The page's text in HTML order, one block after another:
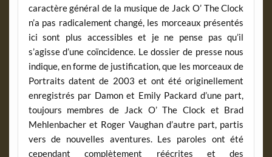
caractère général de la musique de Jack O’ The Clock
n’a pas radicalement changé, les morceaux présentés
ici sont plus accessibles et je ne pense pas qu’il
s’agisse d’une coïncidence. Le dossier de presse nous
indique, en forme de justification, que les morceaux de
Portraits datent de 2003 et ont été originellement
enregistrés par Damon et Emily Packard d’une part,
toujours membres de Jack O’ The Clock et Brad
Mehlenbacher et Roger Vaughan d’autre part, partis
vers de nouvelles aventures. Les paroles ont été
cependant complètement réécrites et des